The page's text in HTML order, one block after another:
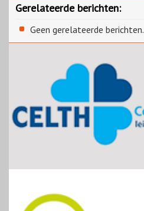
Gerelateerde berichten:
Geen gerelateerde berichten.